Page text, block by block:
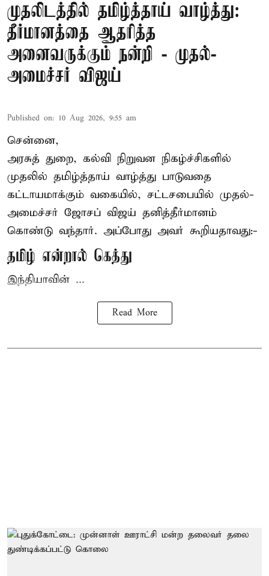
முதலிடத்தில் தமிழ்த்தாய் வாழ்த்து:
தீர்மானத்தை ஆதரித்த
அனைவருக்கும் நன்றி - முதல்-
அமைச்சர் விஜய்
Published on: 10 Aug 2026, 9:55 am
சென்னை,
அரசுத் துறை, கல்வி நிறுவன நிகழ்ச்சிகளில்
முதலில் தமிழ்த்தாய் வாழ்த்து பாடுவதை
கட்டாயமாக்கும் வகையில், சட்டசபையில் முதல்-
அமைச்சர் ஜோசப் விஜய் தனித்தீர்மானம்
கொண்டு வந்தார். அப்போது அவர் கூறியதாவது:-
தமிழ் என்றால் கெத்து
இந்தியாவின் ...
Read More